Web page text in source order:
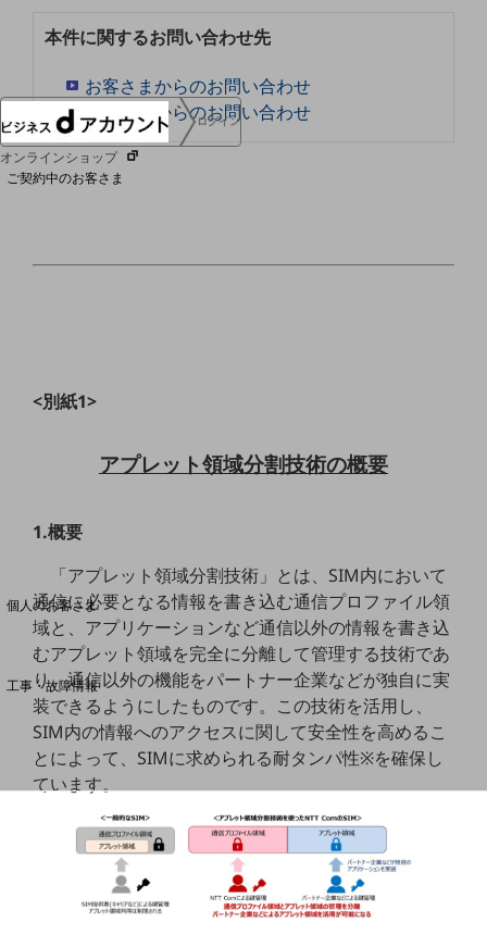
NTTドコモグループ
ログイン
オンラインショップ
ご契約中のお客さま
料金分析(ご利用料金管理サービス)
Web明細(My docomo)
個人のお客さま
NTTドコモ
OCNなど
工事・故障情報
お客さまサポートサイト
SDPFナレッジセンター
NTTドコモ 通信障害情報
本件に関するお問い合わせ先
お客さまからのお問い合わせ
報道機関からのお問い合わせ
<別紙1>
アプレット領域分割技術の概要
1.概要
「アプレット領域分割技術」とは、SIM内において
通信に必要となる情報を書き込む通信プロファイル領
域と、アプリケーションなど通信以外の情報を書き込
むアプレット領域を完全に分離して管理する技術であ
り、通信以外の機能をパートナー企業などが独自に実
装できるようにしたものです。この技術を活用し、
SIM内の情報へのアクセスに関して安全性を高めるこ
とによって、SIMに求められる耐タンパ性※を確保し
ています。